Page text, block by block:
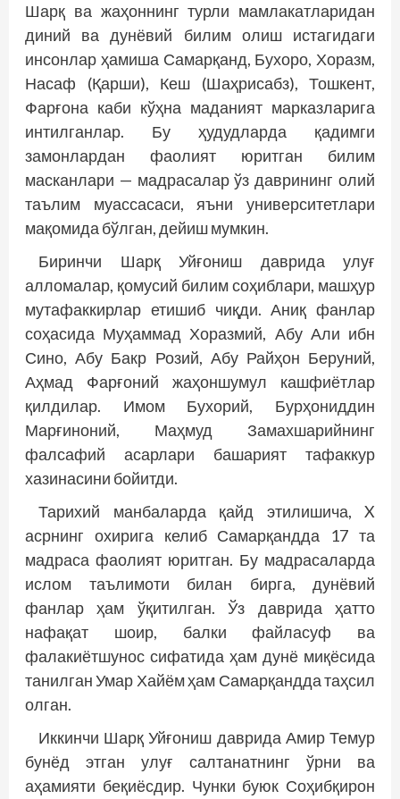
Шарқ ва жаҳоннинг турли мамлакатларидан
диний ва дунёвий билим олиш истагидаги
инсонлар ҳамиша Самарқанд, Бухоро, Хоразм,
Насаф (Қарши), Кеш (Шаҳрисабз), Тошкент,
Фарғона каби кўҳна маданият марказларига
интилганлар. Бу ҳудудларда қадимги
замонлардан фаолият юритган билим
масканлари — мадрасалар ўз даврининг олий
таълим муассасаси, яъни университетлари
мақомида бўлган, дейиш мумкин.
Биринчи Шарқ Уйғониш даврида улуғ
алломалар, қомусий билим соҳиблари, машҳур
мутафаккирлар етишиб чиқди. Аниқ фанлар
соҳасида Муҳаммад Хоразмий, Абу Али ибн
Сино, Абу Бакр Розий, Абу Райҳон Беруний,
Аҳмад Фарғоний жаҳоншумул кашфиётлар
қилдилар. Имом Бухорий, Бурҳониддин
Марғиноний, Маҳмуд Замахшарийнинг
фалсафий асарлари башарият тафаккур
хазинасини бойитди.
Тарихий манбаларда қайд этилишича, X
асрнинг охирига келиб Самарқандда 17 та
мадраса фаолият юритган. Бу мадрасаларда
ислом таълимоти билан бирга, дунёвий
фанлар ҳам ўқитилган. Ўз даврида ҳатто
нафақат шоир, балки файласуф ва
фалакиётшунос сифатида ҳам дунё миқёсида
танилган Умар Хайём ҳам Самарқандда таҳсил
олган.
Иккинчи Шарқ Уйғониш даврида Амир Темур
бунёд этган улуғ салтанатнинг ўрни ва
аҳамияти беқиёсдир. Чунки буюк Соҳибқирон